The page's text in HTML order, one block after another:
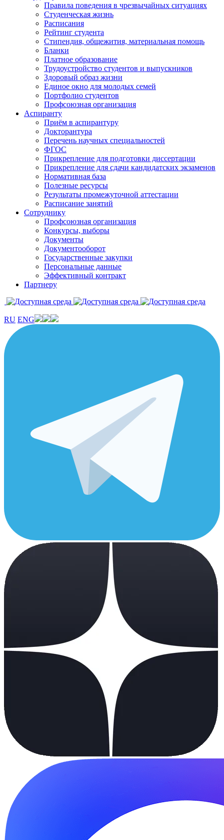
Правила поведения в чрезвычайных ситуациях
Студенческая жизнь
Расписания
Рейтинг студента
Стипендия, общежития, материальная помощь
Бланки
Платное образование
Трудоустройство студентов и выпускников
Здоровый образ жизни
Единое окно для молодых семей
Портфолио студентов
Профсоюзная организация
Аспиранту
Приём в аспирантуру
Докторантура
Перечень научных специальностей
ФГОС
Прикрепление для подготовки диссертации
Прикрепление для сдачи кандидатских экзаменов
Нормативная база
Полезные ресурсы
Результаты промежуточной аттестации
Расписание занятий
Сотруднику
Профсоюзная организация
Конкурсы, выборы
Документы
Документооборот
Государственные закупки
Персональные данные
Эффективный контракт
Партнеру
RU ENG